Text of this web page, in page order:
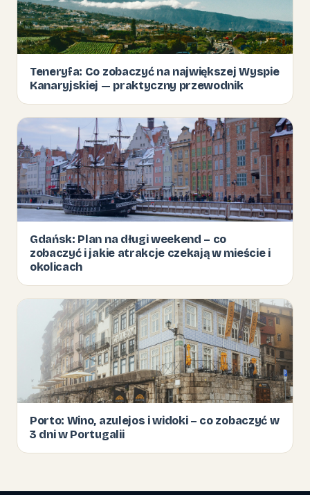
Teneryfa: Co zobaczyć na największej Wyspie
Kanaryjskiej — praktyczny przewodnik
Gdańsk: Plan na długi weekend – co
zobaczyć i jakie atrakcje czekają w mieście i
okolicach
Porto: Wino, azulejos i widoki – co zobaczyć w
3 dni w Portugalii